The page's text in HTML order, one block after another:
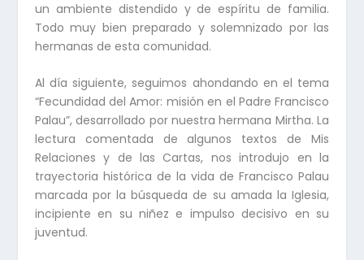
un ambiente distendido y de espíritu de familia.
Todo muy bien preparado y solemnizado por las
hermanas de esta comunidad.
Al día siguiente, seguimos ahondando en el tema
“Fecundidad del Amor: misión en el Padre Francisco
Palau”, desarrollado por nuestra hermana Mirtha. La
lectura comentada de algunos textos de Mis
Relaciones y de las Cartas, nos introdujo en la
trayectoria histórica de la vida de Francisco Palau
marcada por la búsqueda de su amada la Iglesia,
incipiente en su niñez e impulso decisivo en su
juventud.